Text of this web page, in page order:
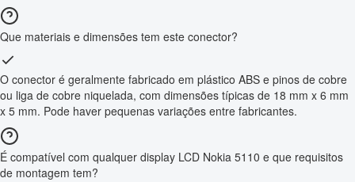
Que materiais e dimensões tem este conector?
O conector é geralmente fabricado em plástico ABS e pinos de cobre
ou liga de cobre niquelada, com dimensões típicas de 18 mm x 6 mm
x 5 mm. Pode haver pequenas variações entre fabricantes.
É compatível com qualquer display LCD Nokia 5110 e que requisitos
de montagem tem?